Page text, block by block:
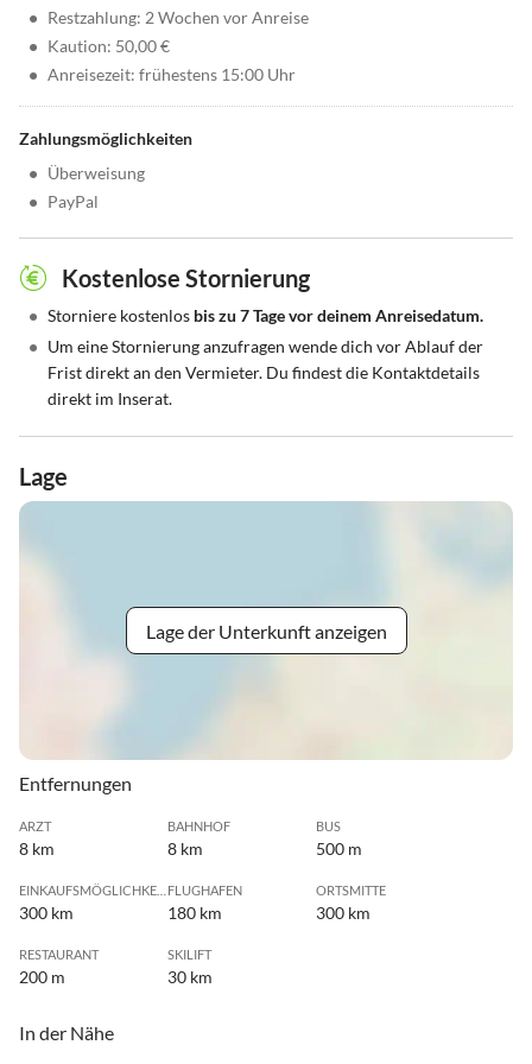
• Restzahlung: 2 Wochen vor Anreise
• Kaution: 50,00 €
• Anreisezeit: frühestens 15:00 Uhr
Zahlungsmöglichkeiten
• Überweisung
• PayPal
Kostenlose Stornierung
• Storniere kostenlos bis zu 7 Tage vor deinem Anreisedatum.
• Um eine Stornierung anzufragen wende dich vor Ablauf der
Frist direkt an den Vermieter. Du findest die Kontaktdetails
direkt im Inserat.
Lage
Lage der Unterkunft anzeigen
Entfernungen
ARZT
8 km
BAHNHOF
8 km
BUS
500 m
300 km
FLUGHAFEN
180 km
ORTSMITTE
300 km
RESTAURANT
200 m
SKILIFT
30 km
In der Nähe